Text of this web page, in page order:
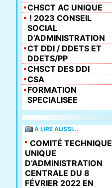
CHSCT AC UNIQUE
! 2023 CONSEIL
SOCIAL
D’ADMINISTRATION
CT DDI / DDETS ET
DDETS/PP
CHSCT DES DDI
CSA
FORMATION
SPECIALISEE
À LIRE AUSSI...
COMITÉ TECHNIQUE
UNIQUE
D’ADMINISTRATION
CENTRALE DU 8
FÉVRIER 2022 EN